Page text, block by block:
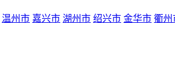
温州市 嘉兴市 湖州市 绍兴市 金华市 衢州